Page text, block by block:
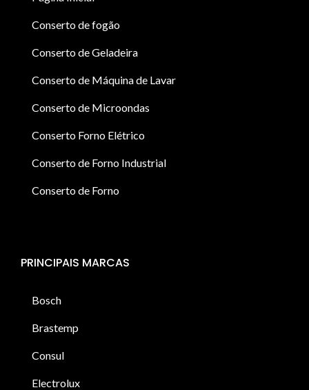
Conserto de fogão
Conserto de Geladeira
Conserto de Máquina de Lavar
Conserto de Microondas
Conserto Forno Elétrico
Conserto de Forno Industrial
Conserto de Forno
PRINCIPAIS MARCAS
Bosch
Brastemp
Consul
Electrolux